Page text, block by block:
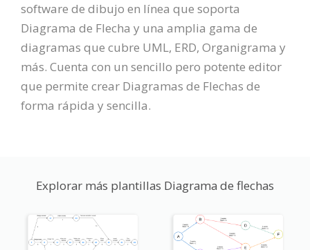
software de dibujo en línea que soporta
Diagrama de Flecha y una amplia gama de
diagramas que cubre UML, ERD, Organigrama y
más. Cuenta con un sencillo pero potente editor
que permite crear Diagramas de Flechas de
forma rápida y sencilla.
Explorar más plantillas Diagrama de flechas